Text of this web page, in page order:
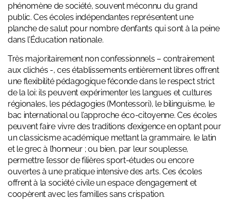
phénomène de société, souvent méconnu du grand
public. Ces écoles indépendantes représentent une
planche de salut pour nombre d’enfants qui sont à la peine
dans l’Éducation nationale.
Très majoritairement non confessionnels – contrairement
aux clichés -, ces établissements entièrement libres offrent
une flexibilité pédagogique féconde dans le respect strict
de la loi: ils peuvent expérimenter les langues et cultures
régionales, les pédagogies (Montessori), le bilinguisme, le
bac international ou l’approche éco-citoyenne. Ces écoles
peuvent faire vivre des traditions d’exigence en optant pour
un classicisme académique mettant la grammaire, le latin
et le grec à l’honneur ; ou bien, par leur souplesse,
permettre l’essor de filières sport-études ou encore
ouvertes à une pratique intensive des arts. Ces écoles
offrent à la société civile un espace d’engagement et
coopèrent avec les familles sans crispation.